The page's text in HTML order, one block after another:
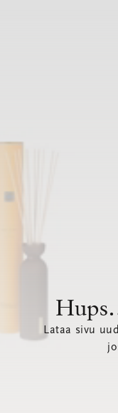
Lataa sivu